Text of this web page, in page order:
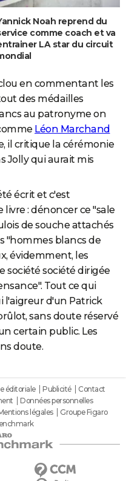
Noah reprend du
comme coach et va
LA star du circuit
en commentant les
des médailles
au patronyme on
Léon Marchand
il critique la cérémonie
Jolly qui aurait mis
écrit et c'est
: dénoncer ce "sale
de souche attachés
"hommes blancs de
évidemment, les
société société dirigée
Tout ce qui
l'aigreur d'un Patrick
sans doute réservé
certain public. Les
doute.
éditoriale Publicité
Contact
Données personnelles
légales
Groupe Figaro